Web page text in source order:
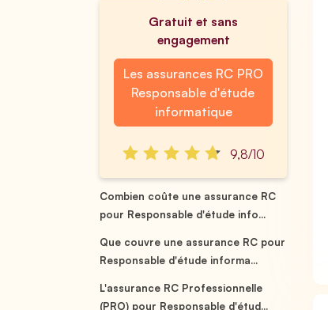
Gratuit et sans
engagement
Les assurances RC PRO
Responsable d'étude
informatique
9,8/10
Combien coûte une assurance RC
pour Responsable d'étude info...
Que couvre une assurance RC pour
Responsable d'étude informa...
L'assurance RC Professionnelle
(PRO) pour Responsable d'étud...